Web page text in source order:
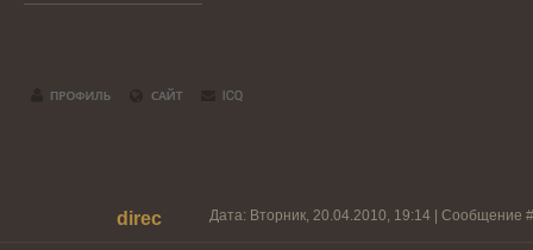
direc Дата: Вторник, 20.04.2010, 19:14 | Сообщение